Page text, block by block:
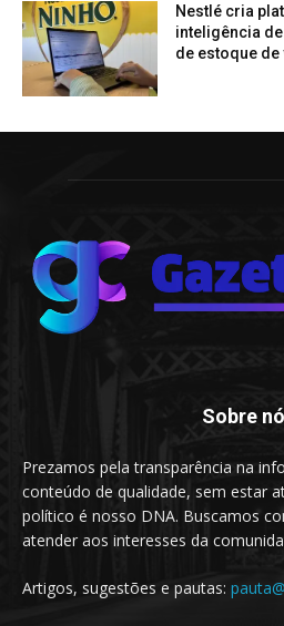
Nestlé cria
inteligência
de estoque
Sobre
Prezamos pela transparência na
conteúdo de qualidade, sem estar
político é nosso DNA. Buscamos
atender aos interesses da
Artigos, sugestões e pautas: